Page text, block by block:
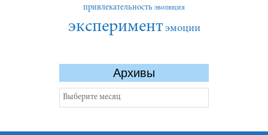
привлекательность эволюция
экспериментэмоции
Архивы
Архивы